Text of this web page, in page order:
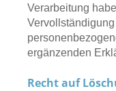
Verarbeitung
ergänzenden
Recht auf